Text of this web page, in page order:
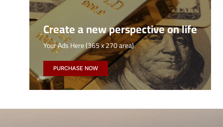
Create a new perspective on life
Your Ads Here (365 x 270 area)
PURCHASE NOW